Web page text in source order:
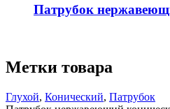
Патрубок
Метки товара
Глухой, Конический, Патрубок